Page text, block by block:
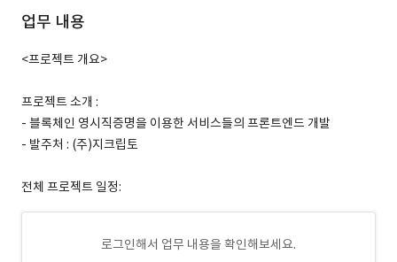
업무 내용
<프로젝트 개요>
프로젝트 소개 :
- 블록체인 영시직증명을 이용한 서비스들의 프론트엔드 개발
- 발주처 : (주)지크립토
전체 프로젝트 일정:
로그인해서 업무 내용을 확인해보세요.